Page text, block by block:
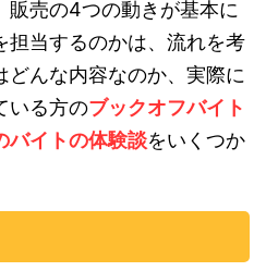
販売の4つの動きが基本に
担当するのかは、流れを考
どんな内容なのか、実際に
いる方のブックオフバイト
バイトの体験談をいくつか